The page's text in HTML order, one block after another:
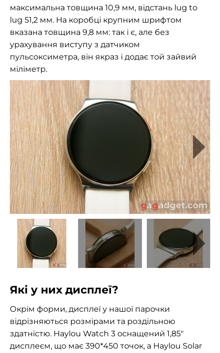
максимальна товщина 10,9 мм, відстань lug to
lug 51,2 мм. На коробці крупним шрифтом
вказана товщина 9,8 мм: так і є, але без
урахування виступу з датчиком
пульсоксиметра, він якраз і додає той зайвий
міліметр.
Які у них дисплеї?
Окрім форми, дисплеї у нашої парочки
відрізняються розмірами та роздільною
здатністю. Haylou Watch 3 оснащений 1,85"
дисплеєм, що має 390*450 точок, а Haylou Solar